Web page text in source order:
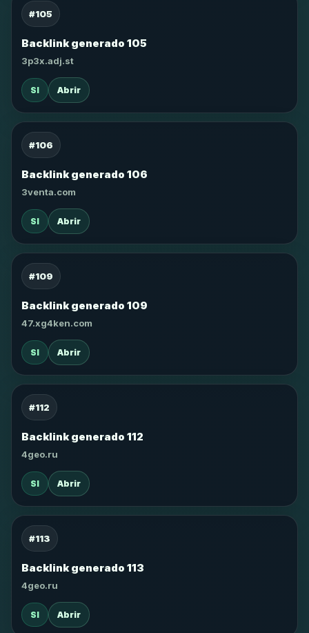
#105
Backlink generado 105
3p3x.adj.st
SI Abrir
#106
Backlink generado 106
3venta.com
SI Abrir
#109
Backlink generado 109
47.xg4ken.com
SI Abrir
#112
Backlink generado 112
4geo.ru
SI Abrir
#113
Backlink generado 113
4geo.ru
SI Abrir